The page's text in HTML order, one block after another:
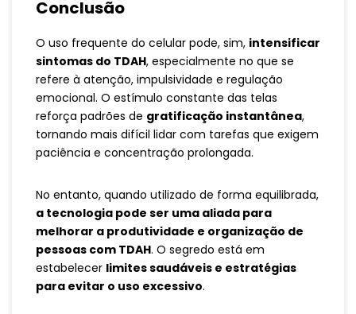
Conclusão
O uso frequente do celular pode, sim, intensificar
sintomas do TDAH, especialmente no que se
refere à atenção, impulsividade e regulação
emocional. O estímulo constante das telas
reforça padrões de gratificação instantânea,
tornando mais difícil lidar com tarefas que exigem
paciência e concentração prolongada.
No entanto, quando utilizado de forma equilibrada,
a tecnologia pode ser uma aliada para
melhorar a produtividade e organização de
pessoas com TDAH. O segredo está em
estabelecer limites saudáveis e estratégias
para evitar o uso excessivo.